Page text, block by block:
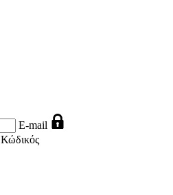
E-mail
Κώδικός